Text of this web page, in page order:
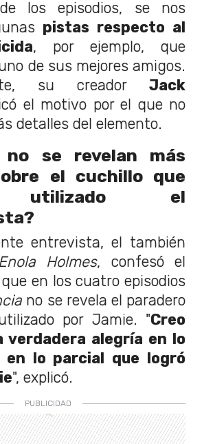
los episodios, se nos
pistas respecto al
, por ejemplo, que
de sus mejores amigos.
su creador Jack
el motivo por el que no
detalles del elemento.
no se revelan más
el cuchillo que
utilizado el
entrevista, el también
Enola Holmes, confesó el
en los cuatro episodios
no se revela el paradero
por Jamie. "Creo
verdadera alegría en lo
en lo parcial que logró
", explicó.